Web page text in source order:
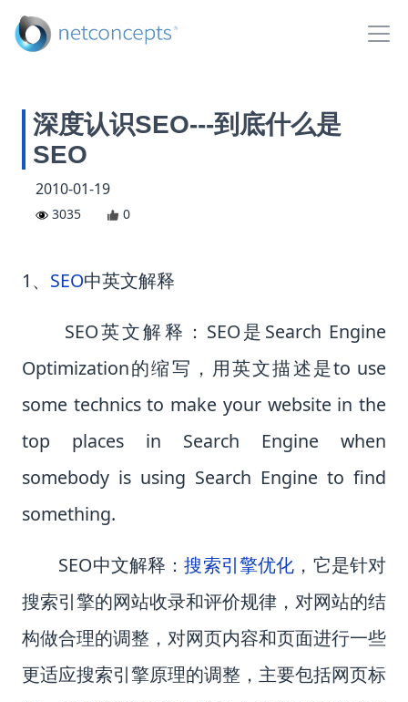
深度认识SEO---到底什么是
SEO
2010-01-19
3035 0
1 、 SEO中英文解释
SEO英文解释： SEO是 Search Engine
Optimization的缩写，用英文描述是to use
some technics to make your website in the
top places in Search Engine when
somebody is using Search Engine to find
something.
SEO中文解释：搜索引擎优化 ，它是针对
搜索引擎的网站收录和评价规律，对网站的结
构做合理的调整，对网页内容和页面进行一些
更适应搜索引擎原理的调整，主要包括网页标